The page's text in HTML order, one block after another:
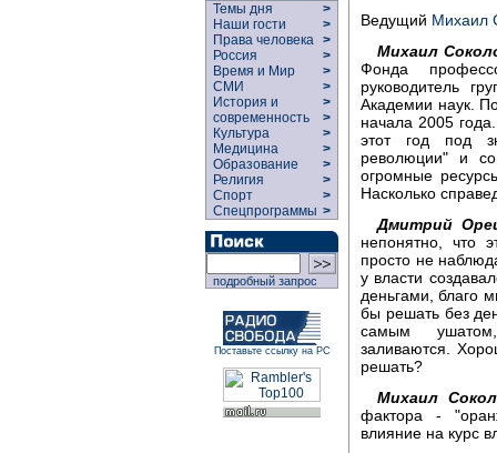
Темы дня
>
Наши гости
>
Права человека >
Россия
>
Время и Мир
>
СМИ
>
История и
современность
>
>
Культура
>
Медицина
>
Образование
>
Религия
>
Спорт
>
Спецпрограммы >
подробный запрос
Поставьте ссылку на РС
Ведущий Михаил
Михаил
Фонда
руководитель
Академии наук.
начала 2005
этот год под
революции" и
огромные
Насколько
Дмитрий
непонятно, что
просто не
у власти
деньгами, благо
бы решать без
самым
заливаются.
решать?
Михаил
фактора -
влияние на курс